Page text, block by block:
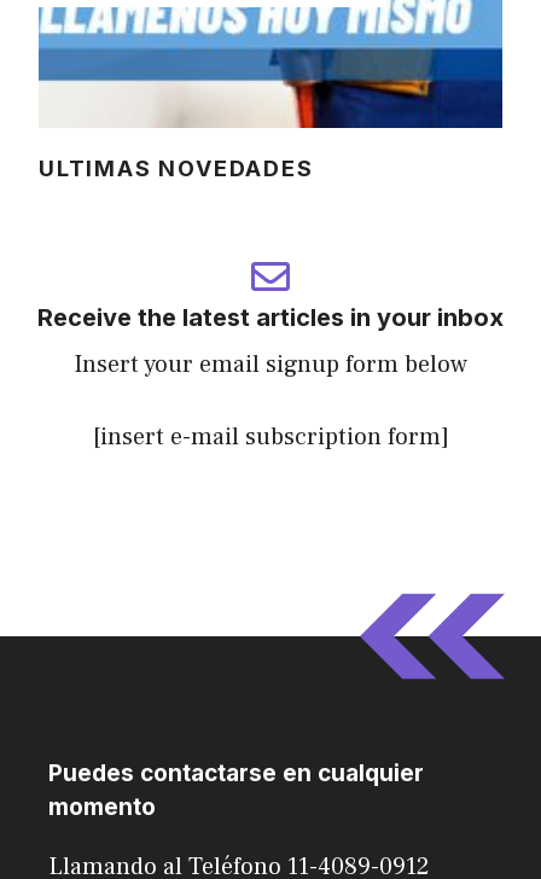
ULTIMAS NOVEDADES
Receive the latest articles in your inbox
Insert your email signup form below
[insert e-mail subscription form]
Puedes contactarse en cualquier
momento
Llamando al Teléfono 11-4089-0912